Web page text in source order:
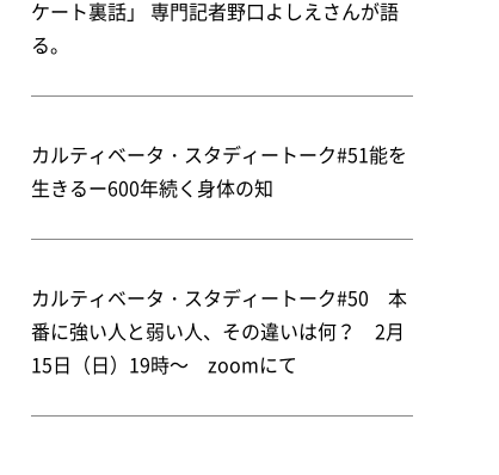
ケート裏話」 専門記者野口よしえさんが語
る。
カルティベータ・スタディートーク#51能を
生きるー600年続く身体の知
カルティベータ・スタディートーク#50 本
番に強い人と弱い人、その違いは何？ 2月
15日（日）19時～ zoomにて